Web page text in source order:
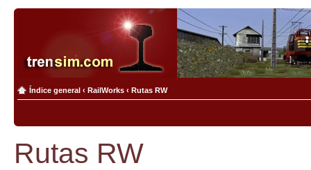
Índice general ‹ RailWorks ‹ Rutas RW
Rutas RW